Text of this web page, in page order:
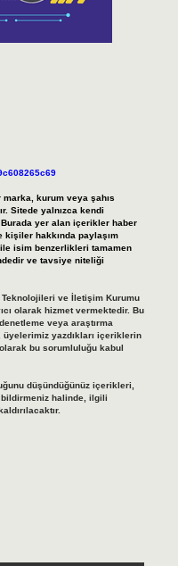
kurum veya şahıs
Sitede yalnızca kendi
Burada yer alan içerikler haber
hakkında paylaşım
isim benzerlikleri tamamen
ve tavsiye niteliği
Teknolojileri ve İletişim Kurumu
olarak hizmet vermektedir. Bu
veya araştırma
yazdıkları içeriklerin
bu sorumluluğu kabul
düşündüğünüz içerikleri,
halinde, ilgili